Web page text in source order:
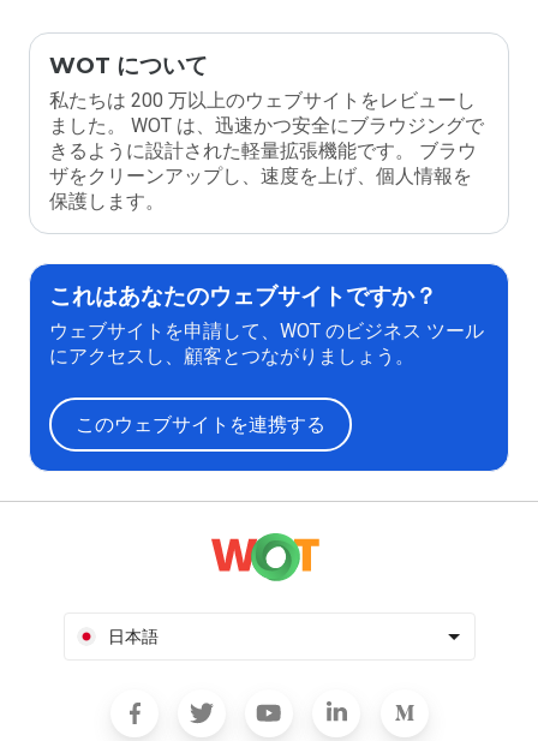
WOT について
私たちは 200 万以上のウェブサイトをレビューし
ました。 WOT は、迅速かつ安全にブラウジングで
きるように設計された軽量拡張機能です。 ブラウ
ザをクリーンアップし、速度を上げ、個人情報を
保護します。
これはあなたのウェブサイトですか？
ウェブサイトを申請して、WOT のビジネス ツール
にアクセスし、顧客とつながりましょう。
このウェブサイトを連携する
日本語